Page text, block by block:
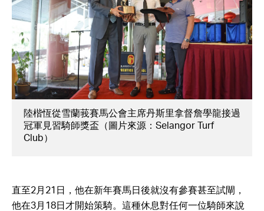
陸楷恆從雪蘭莪賽馬公會主席丹斯里拿督詹學龍接過
冠軍見習騎師獎盃（圖片來源：Selangor Turf
Club）
直至2月21日，他在新年賽馬日後就沒有參賽甚至試閘，
他在3月18日才開始策騎。這種休息對任何一位騎師來說